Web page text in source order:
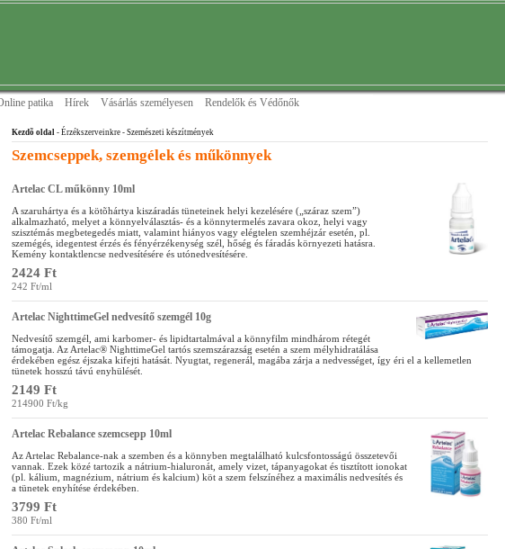
patika Hírek Vásárlás személyesen Rendelők és Védőnők
Kezdõ oldal - Érzékszerveinkre - Szemészeti készítmények
Szemcseppek, szemgélek és műkönnyek
Artelac CL műkönny 10ml
A szaruhártya és a kötõhártya kiszáradás tüneteinek helyi kezelésére („száraz szem”)
alkalmazható, melyet a könnyelválasztás- és a könnytermelés zavara okoz, helyi vagy
szisztémás megbetegedés miatt, valamint hiányos vagy elégtelen szemhéjzár esetén, pl.
szemégés, idegentest érzés és fény­ér­zékenység szél, hőség és fáradás környezeti hatásra.
Kemény kontaktlencse nedvesítésére és utónedvesítésére.
2424 Ft
242 Ft/ml
Artelac NighttimeGel nedvesítő szemgél 10g
Nedvesítő szemgél, ami karbomer- és lipidtartalmával a könnyfilm mindhárom rétegét
támogatja. Az Artelac® NighttimeGel tartós szemszárazság esetén a szem mélyhidratálása
érdekében egész éjszaka kifejti hatását. Nyugtat, regenerál, magába zárja a nedvességet, így éri el a kellemetlen
tünetek hosszú távú enyhülését.
2149 Ft
214900 Ft/kg
Artelac Rebalance szemcsepp 10ml
Az Artelac Rebalance-nak a szemben és a könnyben megtalálható kulcsfontosságú összetevői
vannak. Ezek közé tartozik a nátrium-hialuronát, amely vizet, tápanyagokat és tisztított ionokat
(pl. kálium, magnézium, nátrium és kalcium) köt a szem felszínéhez a maximális nedvesítés és
a tünetek enyhítése érdekében.
3799 Ft
380 Ft/ml